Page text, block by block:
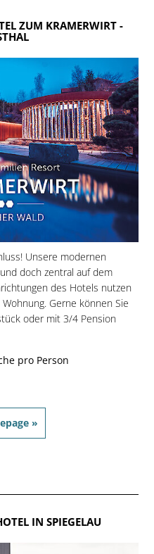
ZUM KRAMERWIRT-
Unsere modernen
doch zentral auf dem
des Hotels nutzen
Gerne können Sie
oder mit 3/4 Pension
pro Person
»
IN SPIEGELAU